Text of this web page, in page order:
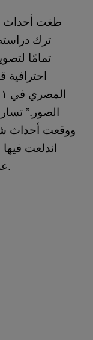
طغت أحداث
ترك
تمامًا
احترافية
ووقعت أحداث
اندلعت
على إدارة المجلس العسكري الحاكم.